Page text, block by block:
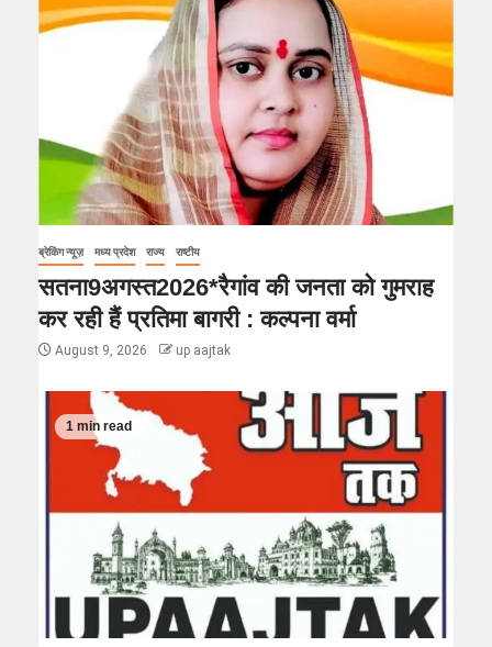
ब्रेकिंग न्यूज़ मध्य प्रदेश राज्य राष्टीय
सतना9अगस्त2026*रैगांव की जनता को गुमराह
कर रही हैं प्रतिमा बागरी : कल्पना वर्मा
August 9, 2026 up aajtak
1 min read